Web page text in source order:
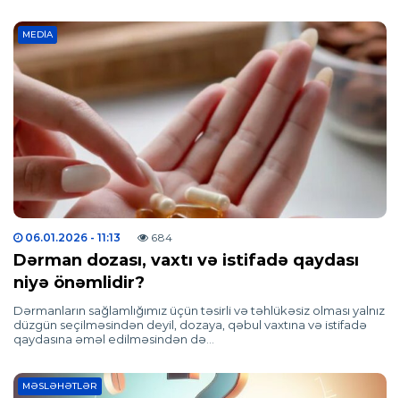
MEDIA
06.01.2026 - 11:13 684
Dərman dozası, vaxtı və istifadə qaydası
niyə önəmlidir?
Dərmanların sağlamlığımız üçün təsirli və təhlükəsiz olması yalnız
düzgün seçilməsindən deyil, dozaya, qəbul vaxtına və istifadə
qaydasına əməl edilməsindən də…
MƏSLƏHƏTLƏR